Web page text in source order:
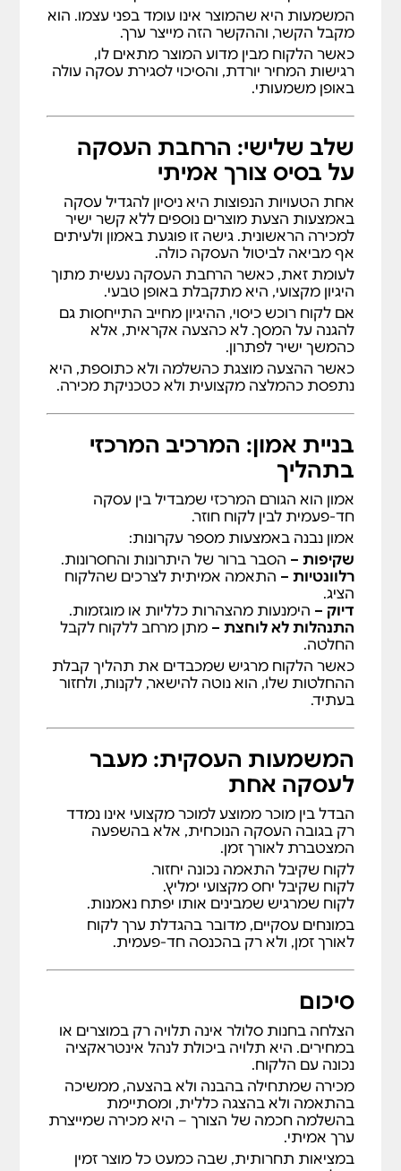
המשמעות היא שהמוצר אינו עומד בפני עצמו. הוא
מקבל הקשר, וההקשר הזה מייצר ערך.
כאשר הלקוח מבין מדוע המוצר מתאים לו,
רגישות המחיר יורדת, והסיכוי לסגירת עסקה עולה
באופן משמעותי.
שלב שלישי: הרחבת העסקה
על בסיס צורך אמיתי
אחת הטעויות הנפוצות היא ניסיון להגדיל עסקה
באמצעות הצעת מוצרים נוספים ללא קשר ישיר
למכירה הראשונית. גישה זו פוגעת באמון ולעיתים
אף מביאה לביטול העסקה כולה.
לעומת זאת, כאשר הרחבת העסקה נעשית מתוך
היגיון מקצועי, היא מתקבלת באופן טבעי.
אם לקוח רוכש כיסוי, ההיגיון מחייב התייחסות גם
להגנה על המסך. לא כהצעה אקראית, אלא
כהמשך ישיר לפתרון.
כאשר ההצעה מוצגת כהשלמה ולא כתוספת, היא
נתפסת כהמלצה מקצועית ולא כטכניקת מכירה.
בניית אמון: המרכיב המרכזי
בתהליך
אמון הוא הגורם המרכזי שמבדיל בין עסקה
חד-פעמית לבין לקוח חוזר.
אמון נבנה באמצעות מספר עקרונות:
שקיפות – הסבר ברור של היתרונות והחסרונות.
רלוונטיות – התאמה אמיתית לצרכים שהלקוח
הציג.
דיוק – הימנעות מהצהרות כלליות או מוגזמות.
התנהלות לא לוחצת – מתן מרחב ללקוח לקבל
החלטה.
כאשר הלקוח מרגיש שמכבדים את תהליך קבלת
ההחלטות שלו, הוא נוטה להישאר, לקנות, ולחזור
בעתיד.
המשמעות העסקית: מעבר
לעסקה אחת
הבדל בין מוכר ממוצע למוכר מקצועי אינו נמדד
רק בגובה העסקה הנוכחית, אלא בהשפעה
המצטברת לאורך זמן.
לקוח שקיבל התאמה נכונה יחזור.
לקוח שקיבל יחס מקצועי ימליץ.
לקוח שמרגיש שמבינים אותו יפתח נאמנות.
במונחים עסקיים, מדובר בהגדלת ערך לקוח
לאורך זמן, ולא רק בהכנסה חד-פעמית.
סיכום
הצלחה בחנות סלולר אינה תלויה רק במוצרים או
במחירים. היא תלויה ביכולת לנהל אינטראקציה
נכונה עם הלקוח.
מכירה שמתחילה בהבנה ולא בהצעה, ממשיכה
בהתאמה ולא בהצגה כללית, ומסתיימת
בהשלמה חכמה של הצורך – היא מכירה שמייצרת
ערך אמיתי.
במציאות תחרותית, שבה כמעט כל מוצר זמין